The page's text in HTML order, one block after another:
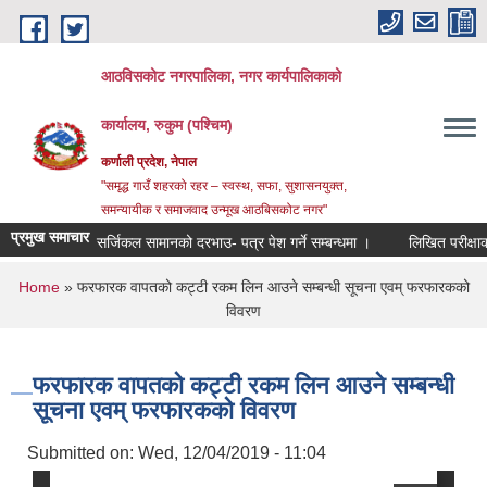
Skip to main content
आठविसकोट नगरपालिका, नगर कार्यपालिकाको
कार्यालय, रुकुम (पश्चिम)
कर्णाली प्रदेश, नेपाल
"समृद्ध गाउँ शहरको रहर – स्वस्थ, सफा, सुशासनयुक्त,
समन्यायीक र समाजवाद उन्मूख आठबिसकोट नगर"
प्रमुख समाचारसर्जिकल सामानको दरभाउ- पत्र पेश गर्ने सम्बन्धमा । लिखित परीक्षाको
You are here
Home» फरफारक वापतको कट्टी रकम लिन आउने सम्बन्धी सूचना एवम् फरफारकको
विवरण
फरफारक वापतको कट्टी रकम लिन आउने सम्बन्धी
सूचना एवम् फरफारकको विवरण
Submitted on: Wed, 12/04/2019 - 11:04